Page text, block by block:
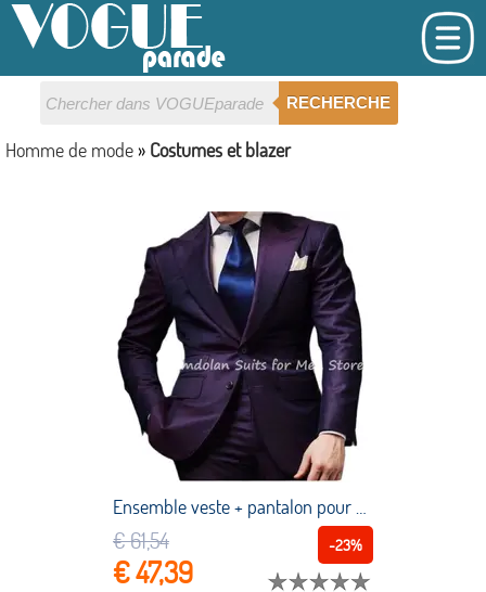
RECHERCHE
Homme de mode » Costumes et blazer
Ensemble veste + pantalon pour homme, 2 pièces, coupe Slim, violet foncé, Blazer décontracté, sur mesure, costumes pour garçons d'honneur, tenue de fête de mariage
-23%
€ 61,54
€ 47,39